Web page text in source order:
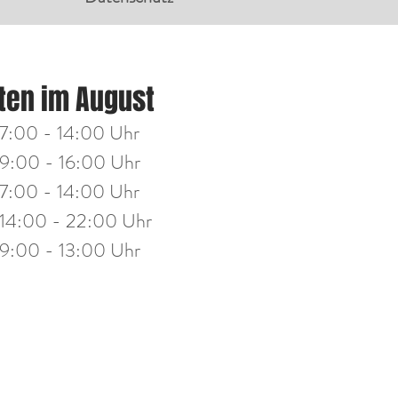
14:00 - 18:00 Uhr
14:00 - 18:00 Uhr
14:00 - 19:30 Uhr
10:00 - 13:00 Uhr
im August
7:00 - 14:00 Uhr
9:00 - 16:00 Uhr
7:00 - 14:00 Uhr
14:00 - 22:00 Uhr
9:00 - 13:00 Uhr